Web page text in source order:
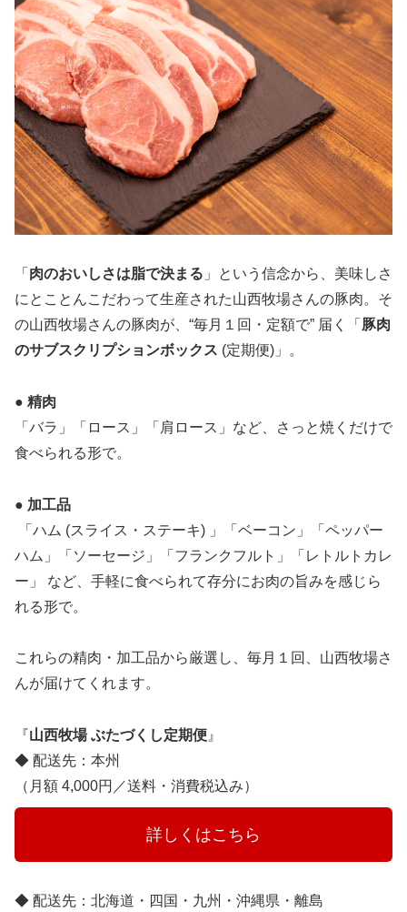
「 肉のおいしさは脂で決まる 」という信念から、美味しさ
にとことんこだわって生産された山西牧場さんの豚肉。そ
の山西牧場さんの豚肉が、“毎月１回・定額で” 届く「 豚肉
のサブスクリプションボックス (定期便)」。
● 精肉
「バラ」「ロース」「肩ロース」など、さっと焼くだけで
食べられる形で。
● 加工品
「ハム (スライス・ステーキ) 」「ベーコン」「ペッパー
ハム」「ソーセージ」「フランクフルト」「レトルトカレ
ー」 など、手軽に食べられて存分にお肉の旨みを感じら
れる形で。
これらの精肉・加工品から厳選し、毎月１回、山西牧場さ
んが届けてくれます。
『山西牧場 ぶたづくし定期便 』
◆ 配送先：本州
（月額 4,000円／送料・消費税込み）
詳しくはこちら
◆ 配送先：北海道・四国・九州・沖縄県・離島